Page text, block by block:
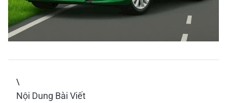
\
Nội Dung Bài Viết